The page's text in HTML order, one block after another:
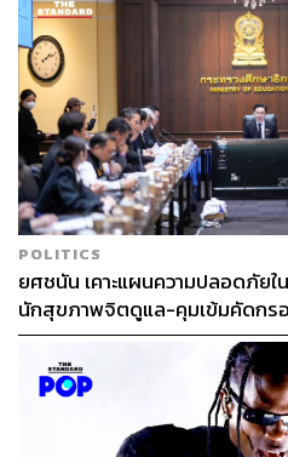
POLITICS
ยศชนัน เคาะแผนความปลอดภัยใ
นักสุขภาพจิตดูแล-คุมเข้มคัดกร